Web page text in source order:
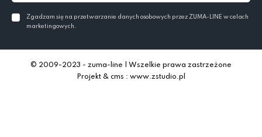
Zgadzam się na przetwarzanie danych osobowych przez ZUMA-LINE w celach
marketingowych.
© 2009-2023 - zuma-line | Wszelkie prawa zastrzeżone
Projekt & cms : www.zstudio.pl